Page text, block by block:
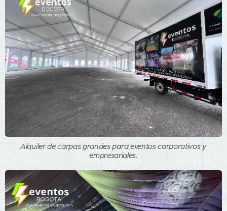
Alquiler de carpas grandes para eventos corporativos y
empresariales.